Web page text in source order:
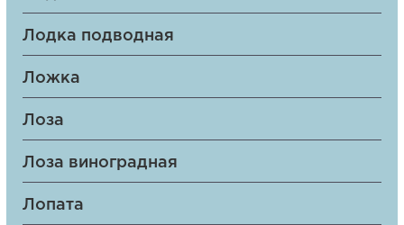
Лодка подводная
Ложка
Лоза
Лоза виноградная
Лопата